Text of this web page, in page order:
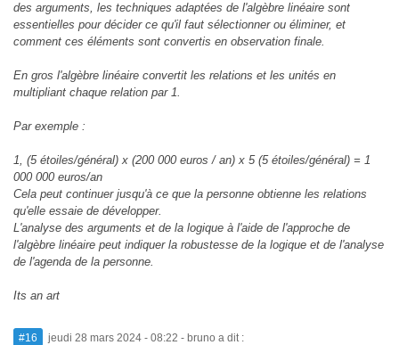
des arguments, les techniques adaptées de l'algèbre linéaire sont
essentielles pour décider ce qu'il faut sélectionner ou éliminer, et
comment ces éléments sont convertis en observation finale.
En gros l'algèbre linéaire convertit les relations et les unités en
multipliant chaque relation par 1.
Par exemple :
1, (5 étoiles/général) x (200 000 euros / an) x 5 (5 étoiles/général) = 1
000 000 euros/an
Cela peut continuer jusqu'à ce que la personne obtienne les relations
qu'elle essaie de développer.
L'analyse des arguments et de la logique à l'aide de l'approche de
l'algèbre linéaire peut indiquer la robustesse de la logique et de l'analyse
de l'agenda de la personne.
Its an art
#16 jeudi 28 mars 2024 - 08:22 - bruno a dit :